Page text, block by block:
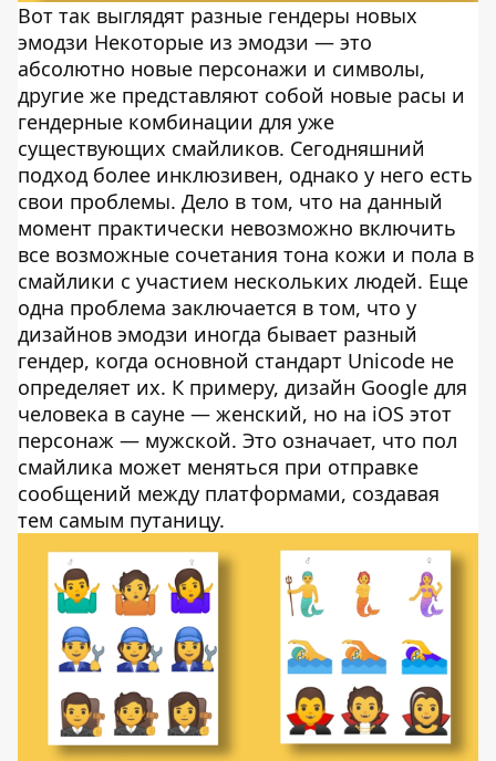
Вот так выглядят разные гендеры новых
эмодзи Некоторые из эмодзи — это
абсолютно новые персонажи и символы,
другие же представляют собой новые расы и
гендерные комбинации для уже
существующих смайликов. Сегодняшний
подход более инклюзивен, однако у него есть
свои проблемы. Дело в том, что на данный
момент практически невозможно включить
все возможные сочетания тона кожи и пола в
смайлики с участием нескольких людей. Еще
одна проблема заключается в том, что у
дизайнов эмодзи иногда бывает разный
гендер, когда основной стандарт Unicode не
определяет их. К примеру, дизайн Google для
человека в сауне — женский, но на iOS этот
персонаж — мужской. Это означает, что пол
смайлика может меняться при отправке
сообщений между платформами, создавая
тем самым путаницу.